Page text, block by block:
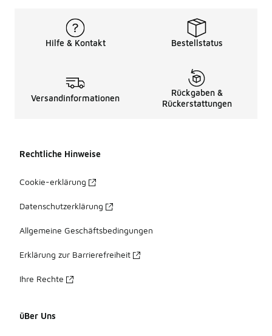
Hilfe & Kontakt Bestellstatus
Versandinformationen
Rückgaben &
Rückerstattungen
Rechtliche Hinweise
Cookie-erklärung
Datenschutzerklärung
Allgemeine Geschäftsbedingungen
Erklärung zur Barrierefreiheit
Ihre Rechte
üBer Uns